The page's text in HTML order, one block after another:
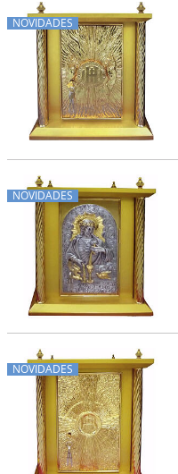
NOVIDADES
NOVIDADES
NOVIDADES